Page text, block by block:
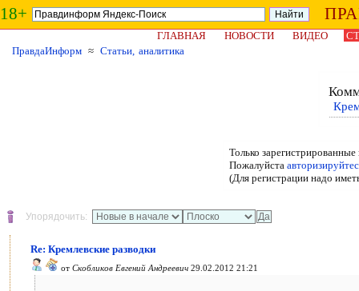
18+
ГЛАВНАЯ НОВОСТИ ВИДЕО
ПравдаИнформ ≈ Статьи, аналитика
Только
Пожалуйста
(Для регистрации надо
Упорядочить:
Re: Кремлевские разводки
от Скобликов Евгений Андреевич 29.02.2012 21:21